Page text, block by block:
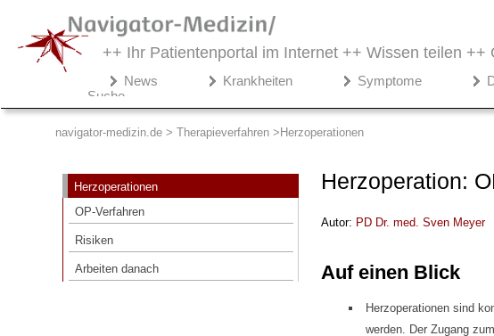
++ Ihr Patientenportal im Internet ++ Wissen teilen ++
News Krankheiten Symptome
Suche
navigator-medizin.de > Therapieverfahren Herzoperationen
Herzoperationen
OP-Verfahren
Risiken
Arbeiten danach
Herzoperation:
Autor: PD Dr. med. Sven Meyer
Auf einen Blick
Herzoperationen sind
werden. Der Zugang
Navigator-
▾
Therapieverfahren
Herzoperationen
OP-Verfahren
Arbeiten danach